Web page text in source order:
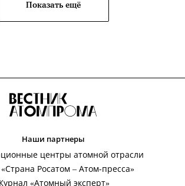
Показать ещё
Наши партнеры
центры атомной отрасли
«Страна Росатом – Атом-пресса»
«Атомный эксперт»